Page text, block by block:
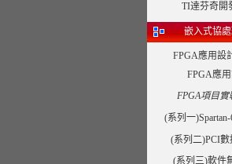
TI達芬奇開
嵌入式協
FPGA應用設
FPGA應
FPGA項目
(系列一
(系列二)PCI
(系列三)軟件